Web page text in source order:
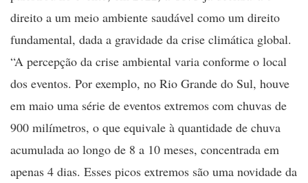
direito a um meio ambiente saudável como um direito
fundamental, dada a gravidade da crise climática global.
“A percepção da crise ambiental varia conforme o local
dos eventos. Por exemplo, no Rio Grande do Sul, houve
em maio uma série de eventos extremos com chuvas de
900 milímetros, o que equivale à quantidade de chuva
acumulada ao longo de 8 a 10 meses, concentrada em
apenas 4 dias. Esses picos extremos são uma novidade da